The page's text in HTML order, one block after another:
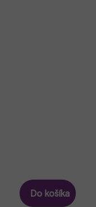
Do košíka